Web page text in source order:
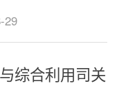
29
综合利用司关